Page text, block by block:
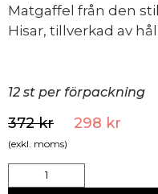
Matgaffel från den
Hisar, tillverkad av
12 st per förpackning
372kr 298 kr
(exkl. moms)